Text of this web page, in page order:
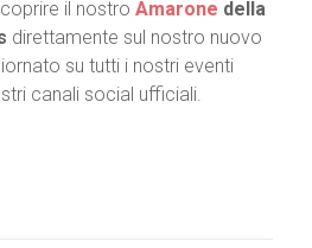
il nostro Amarone della
direttamente sul nostro nuovo
su tutti i nostri eventi
canali social ufficiali.